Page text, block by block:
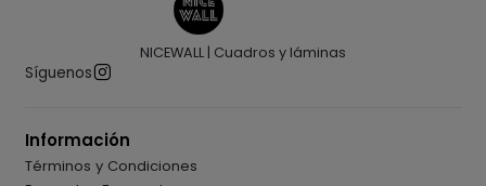
NICEWALL | Cuadros y láminas
Síguenos
Información
Términos y Condiciones